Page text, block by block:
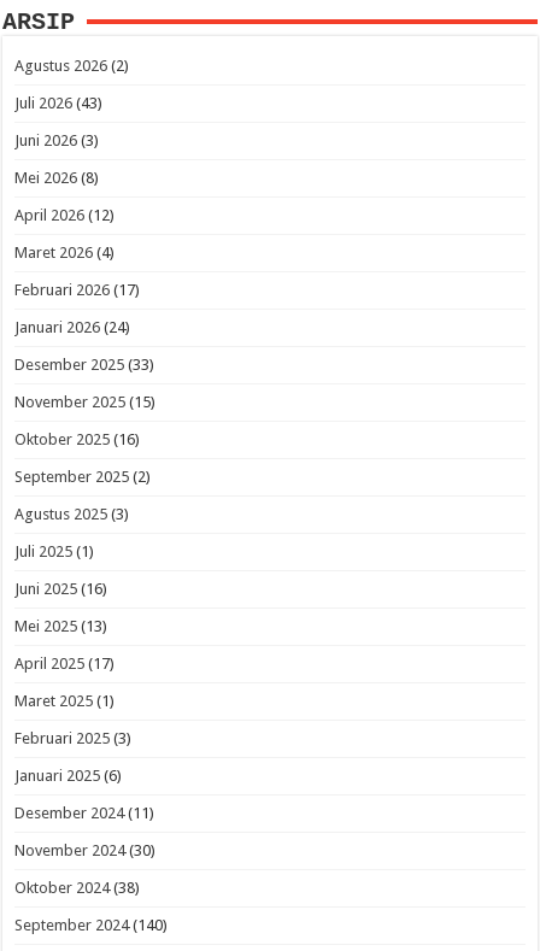
ARSIP
Agustus 2026 (2)
Juli 2026 (43)
Juni 2026 (3)
Mei 2026 (8)
April 2026 (12)
Maret 2026 (4)
Februari 2026 (17)
Januari 2026 (24)
Desember 2025 (33)
November 2025 (15)
Oktober 2025 (16)
September 2025 (2)
Agustus 2025 (3)
Juli 2025 (1)
Juni 2025 (16)
Mei 2025 (13)
April 2025 (17)
Maret 2025 (1)
Februari 2025 (3)
Januari 2025 (6)
Desember 2024(11)
November 2024(30)
Oktober 2024(38)
September 2024(140)